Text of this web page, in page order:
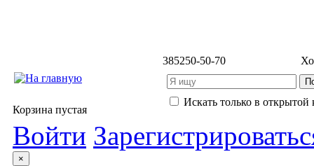
385250-50-70
Искать только в открытой
Корзина пустая
Войти
×